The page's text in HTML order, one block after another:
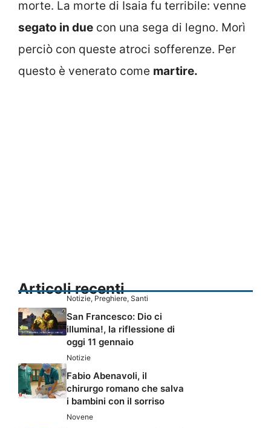
morte. La morte di Isaia fu terribile: venne
segato in due con una sega di legno. Morì
perciò con queste atroci sofferenze. Per
questo è venerato come martire.
Articoli recenti
Notizie, Preghiere, Santi
San Francesco: Dio ci
illumina!, la riflessione di
oggi 11 gennaio
Notizie
Fabio Abenavoli, il
chirurgo romano che salva
i bambini con il sorriso
Novene